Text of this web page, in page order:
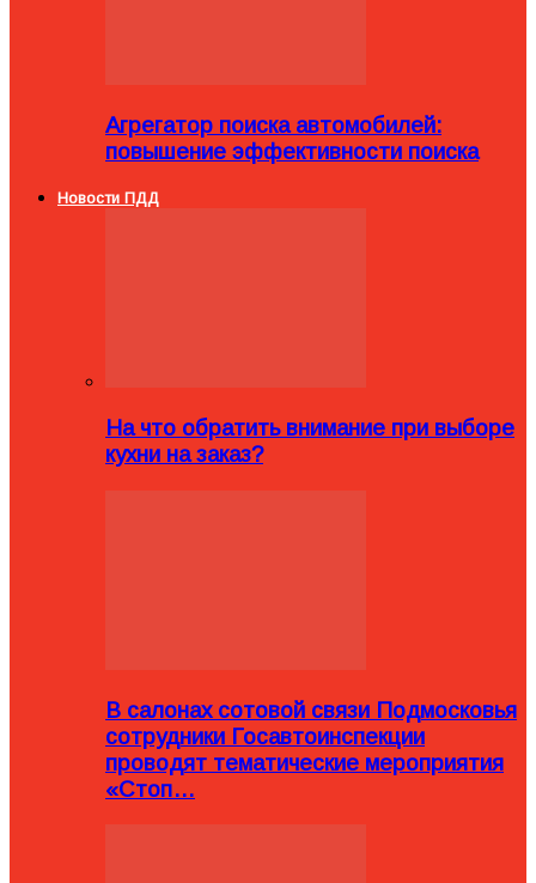
Агрегатор поиска автомобилей:
повышение эффективности поиска
Новости ПДД
На что обратить внимание при выборе
кухни на заказ?
В салонах сотовой связи Подмосковья
сотрудники Госавтоинспекции
проводят тематические мероприятия
«Стоп…